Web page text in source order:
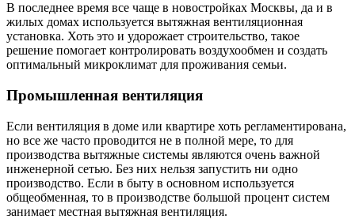
В последнее время все чаще в новостройках Москвы, да и в
жилых домах используется вытяжная вентиляционная
установка. Хоть это и удорожает строительство, такое
решение помогает контролировать воздухообмен и создать
оптимальный микроклимат для проживания семьи.
Промышленная вентиляция
Если вентиляция в доме или квартире хоть регламентирована,
но все же часто проводится не в полной мере, то для
производства вытяжные системы являются очень важной
инженерной сетью. Без них нельзя запустить ни одно
производство. Если в быту в основном используется
общеобменная, то в производстве большой процент систем
занимает местная вытяжная вентиляция.